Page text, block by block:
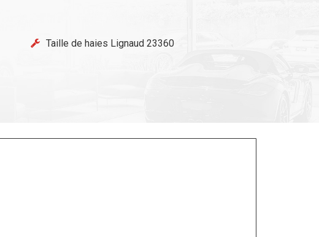
Taille de haies Lignaud 23360